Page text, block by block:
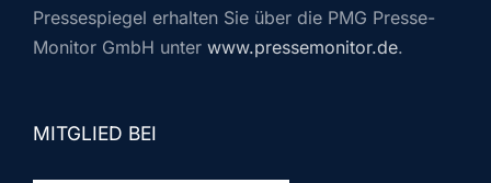
Pressespiegel erhalten Sie über die PMG Presse-
Monitor GmbH unter www.pressemonitor.de.
MITGLIED BEI